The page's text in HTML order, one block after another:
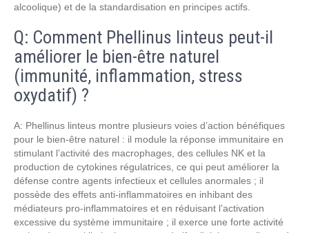
alcoolique) et de la standardisation en principes actifs.
Q: Comment Phellinus linteus peut-il
améliorer le bien-être naturel
(immunité, inflammation, stress
oxydatif) ?
A: Phellinus linteus montre plusieurs voies d’action bénéfiques
pour le bien-être naturel : il module la réponse immunitaire en
stimulant l’activité des macrophages, des cellules NK et la
production de cytokines régulatrices, ce qui peut améliorer la
défense contre agents infectieux et cellules anormales ; il
possède des effets anti-inflammatoires en inhibant des
médiateurs pro-inflammatoires et en réduisant l’activation
excessive du système immunitaire ; il exerce une forte activité